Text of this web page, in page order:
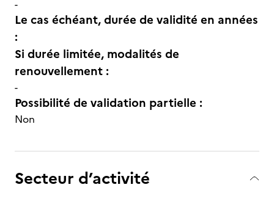
-
Le cas échéant, durée de validité en années
:
Si durée limitée, modalités de
renouvellement :
-
Possibilité de validation partielle :
Non
Secteur d’activité